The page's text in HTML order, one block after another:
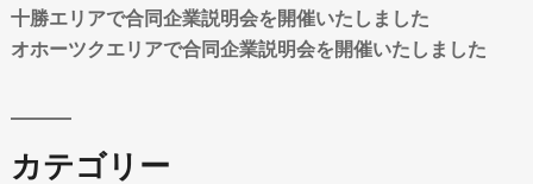
十勝エリアで合同企業説明会を開催いたしました
オホーツクエリアで合同企業説明会を開催いたしました
カテゴリー